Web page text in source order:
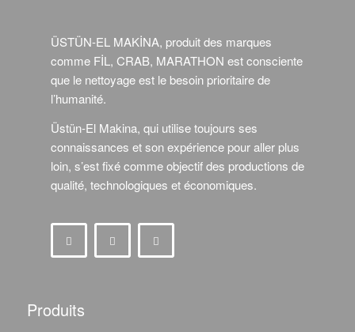
ÜSTÜN-EL MAKİNA, produit des marques
comme FİL, CRAB, MARATHON est consciente
que le nettoyage est le besoin prioritaire de
l’humanité.
Üstün-El Makina, qui utilise toujours ses
connaissances et son expérience pour aller plus
loin, s’est fixé comme objectif des productions de
qualité, technologiques et économiques.
Produits